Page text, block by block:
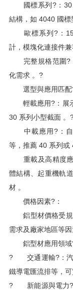
國標系列?：30
結構，如 4040 國
歐標系列?：15
計，模塊化連接件
完整規格范圍?
化需求 。?
選型與應用匹配
輕載應用?：展示
30 系列小型截面 。
中載應用?：自
等，推薦 40 系列或
重載及高精度應
體結構、起重機軌
材 。
價格因素?：
鋁型材價格受規
需求及廠家地區等
鋁型材應用領域
? 交通運輸?：汽
鐵導電匯流排等，
? 新能源與電力?